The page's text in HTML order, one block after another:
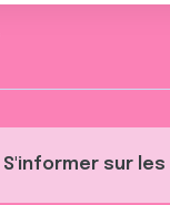
S'informer sur